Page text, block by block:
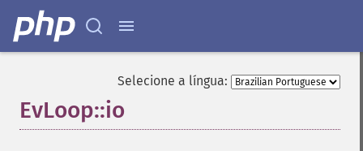
Selecione a língua:
EvLoop::io